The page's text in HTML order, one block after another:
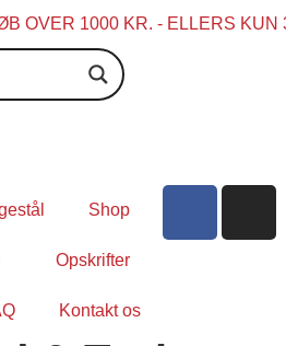
OVER 1000 KR. - ELLERS KUN
Shop
Opskrifter
Kontakt os